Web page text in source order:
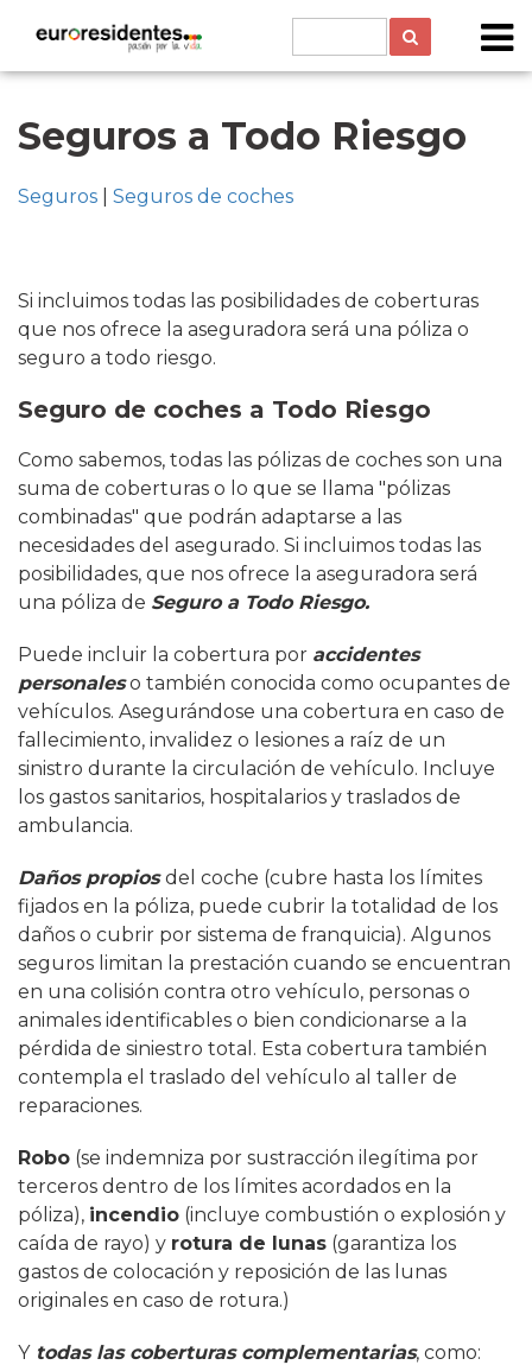
Seguros a Todo Riesgo
Seguros Seguros de coches
Si incluimos todas las posibilidades de coberturas
que nos ofrece la aseguradora será una póliza o
seguro a todo riesgo.
Seguro de coches a Todo Riesgo
Como sabemos, todas las pólizas de coches son una
suma de coberturas o lo que se llama "pólizas
combinadas" que podrán adaptarse a las
necesidades del asegurado. Si incluimos todas las
posibilidades, que nos ofrece la aseguradora será
una póliza de Seguro a Todo Riesgo.
Puede incluir la cobertura por accidentes
personaleso también conocida como ocupantes de
vehículos. Asegurándose una cobertura en caso de
fallecimiento, invalidez o lesiones a raíz de un
sinistro durante la circulación de vehículo. Incluye
los gastos sanitarios, hospitalarios y traslados de
ambulancia.
Daños propiosdel coche (cubre hasta los límites
fijados en la póliza, puede cubrir la totalidad de los
daños o cubrir por sistema de franquicia). Algunos
seguros limitan la prestación cuando se encuentran
en una colisión contra otro vehículo, personas o
animales identificables o bien condicionarse a la
pérdida de siniestro total. Esta cobertura también
contempla el traslado del vehículo al taller de
reparaciones.
Robo (se indemniza por sustracción ilegítima por
terceros dentro de los límites acordados en la
póliza), incendio (incluye combustión o explosión y
caída de rayo) y rotura de lunas (garantiza los
gastos de colocación y reposición de las lunas
originales en caso de rotura.)
Ytodas las coberturas complementarias, como: